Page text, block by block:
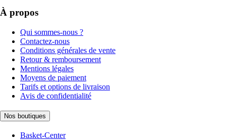
À propos
Qui sommes-nous ?
Contactez-nous
Conditions générales de vente
Retour & remboursement
Mentions légales
Moyens de paiement
Tarifs et options de livraison
Avis de confidentialité
Nos boutiques
Basket-Center